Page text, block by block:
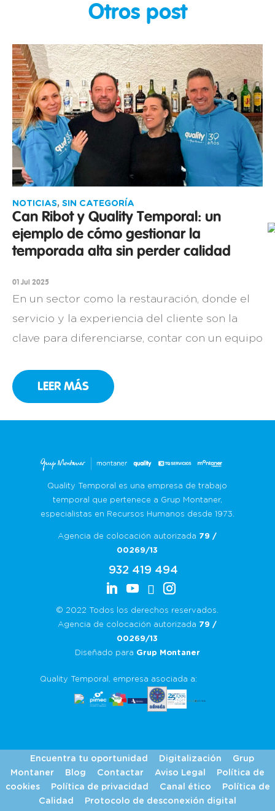
Otros post
NOTICIAS, SIN CATEGORÍA
Can Ribot y Quality Temporal: un
ejemplo de cómo gestionar la
temporada alta sin perder calidad
01 Jul 2025
En un sector como la restauración, donde el
servicio y la experiencia del cliente son la
clave para diferenciarse, contar con un equipo
muy bien Can Ribot, un restaurante familiar
en Girona con más de 25 años de historia que,
LEER MÁS
Quality Temporal es una empresa de trabajo
temporal que pertenece a Grup Montaner,
especialistas en Recursos Humanos desde 1973.
Agencia de colocación autorizada 79 /
00269/13
932 419 494
© 2022 Todos los derechos reservados.
Agencia de colocación autorizada 79 /
00269/13
Diseñado para Grup Montaner
Quality Temporal, empresa asociada a:
Encuentra tu oportunidad Digitalización
Grup
Montaner
Blog Contactar Aviso Legal
Política de
cookies
Política de privacidad Canal ético
Política de
Calidad
Protocolo de desconexión digital